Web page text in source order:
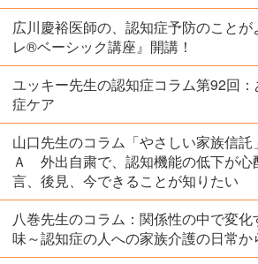
広川慶裕医師の、認知症予防のことが
レ®️ベーシック講座』開講！
ユッキー先生の認知症コラム第92回
症ケア
山口先生のコラム「やさしい家族信託
Ａ 外出自粛で、認知機能の低下が心
言、後見、今できることが知りたい
八巻先生のコラム：関係性の中で変
味～認知症の人への家族介護の日常か